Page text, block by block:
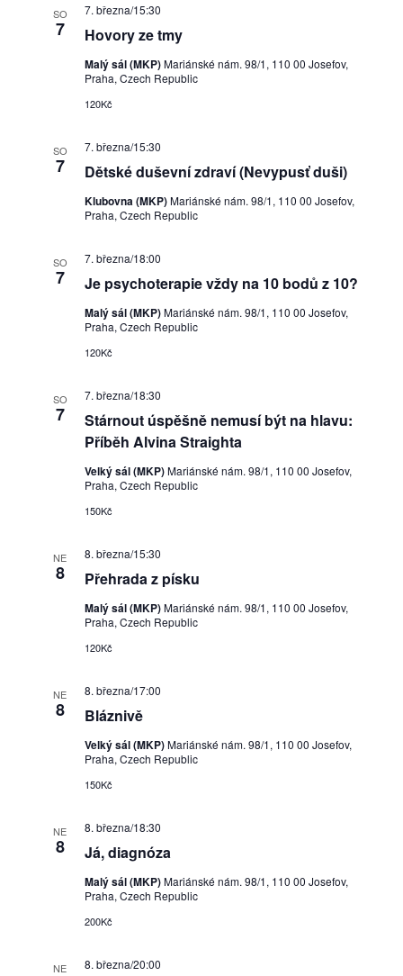
SO
7 Hovory ze tmy
7. března/15:30
Malý sál (MKP)Mariánské nám. 98/1, 110 00 Josefov,
Praha, Czech Republic
120Kč
SO
7 Dětské duševní zdraví (Nevypusť duši)
7. března/15:30
Klubovna (MKP)Mariánské nám. 98/1, 110 00 Josefov,
Praha, Czech Republic
SO
7 Je psychoterapie vždy na 10 bodů z 10?
7. března/18:00
Malý sál (MKP)Mariánské nám. 98/1, 110 00 Josefov,
Praha, Czech Republic
120Kč
SO
7
Stárnout úspěšně nemusí být na hlavu:
Příběh Alvina Straighta
7. března/18:30
Velký sál (MKP)Mariánské nám. 98/1, 110 00 Josefov,
Praha, Czech Republic
150Kč
NE
8 Přehrada z písku
8. března/15:30
Malý sál (MKP)Mariánské nám. 98/1, 110 00 Josefov,
Praha, Czech Republic
120Kč
NE
8 Bláznivě
8. března/17:00
Velký sál (MKP)Mariánské nám. 98/1, 110 00 Josefov,
Praha, Czech Republic
150Kč
NE
8 Já, diagnóza
8. března/18:30
Malý sál (MKP)Mariánské nám. 98/1, 110 00 Josefov,
Praha, Czech Republic
200Kč
NE 8. března/20:00